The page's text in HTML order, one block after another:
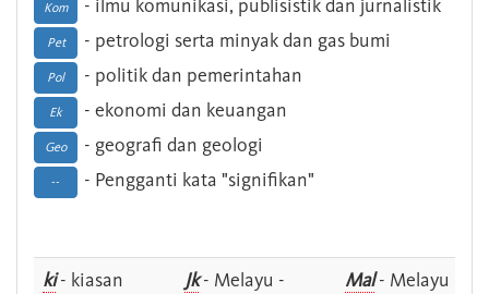
Kom - ilmu komunikasi, publisistik dan jurnalistik
Pet - petrologi serta minyak dan gas bumi
Pol - politik dan pemerintahan
Ek - ekonomi dan keuangan
Geo - geografi dan geologi
-- - Pengganti kata "signifikan"
ki- kiasan Jk- Melayu -
Mal- Melayu -